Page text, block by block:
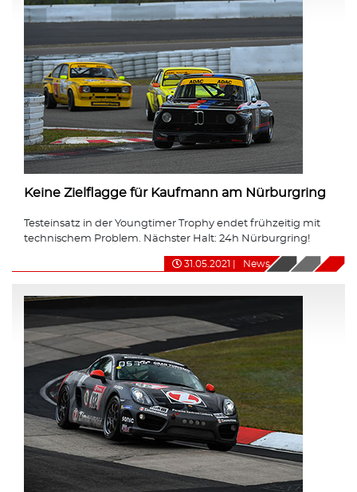
Keine Zielflagge für Kaufmann am Nürburgring
Testeinsatz in der Youngtimer Trophy endet frühzeitig mit
technischem Problem. Nächster Halt: 24h Nürburgring!
31.05.2021 News